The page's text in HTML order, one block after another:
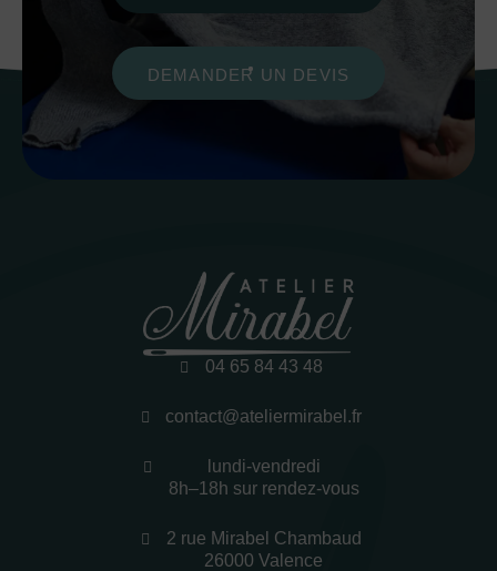
DEMANDER UN DEVIS
04 65 84 43 48
contact@ateliermirabel.fr
lundi-vendredi
8h–18h sur rendez-vous
2 rue Mirabel Chambaud
26000 Valence